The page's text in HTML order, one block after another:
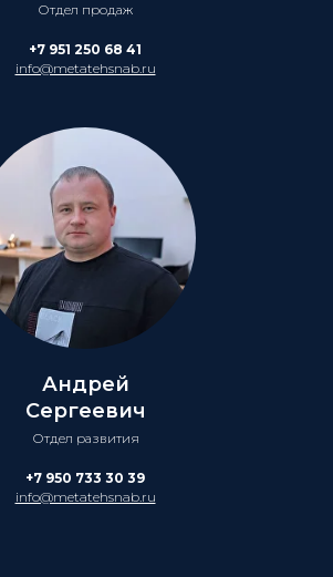
Отдел продаж
+7 951 250 68 41
info@metatehsnab.ru
Андрей
Сергеевич
Отдел развития
+7 950 733 30 39
info@metatehsnab.ru